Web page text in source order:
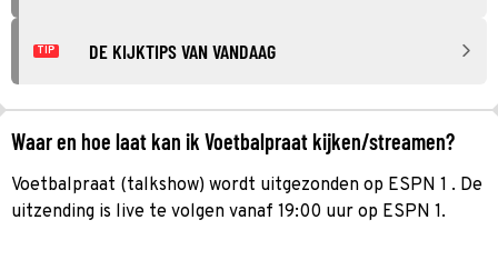
TIP DE KIJKTIPS VAN VANDAAG
Waar en hoe laat kan ik Voetbalpraat kijken/streamen?
Voetbalpraat (talkshow) wordt uitgezonden op ESPN 1 . De
uitzending is live te volgen vanaf 19:00 uur op ESPN 1.